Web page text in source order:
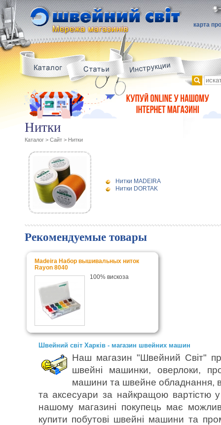
карта
Нитки
Каталог > Сайт > Нитки
Нитки MADEIRA
Нитки DORTAK
Рекомендуемые товары
Madeira Набор вышивальных ниток
Rayon 8040
100% вискоза
Швейний світ Харків - магазин швейних машин
Наш магазин "Швейний Світ"
швейні машинки, оверлоки,
машини та швейне обладнання,
та аксесуари за найкращою вартістю у
нашому магазині покупець має
купити побутові швейні машини та